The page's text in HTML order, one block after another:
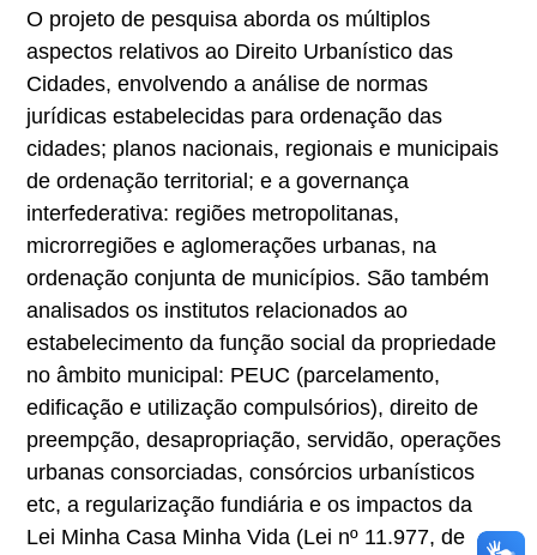
O projeto de pesquisa aborda os múltiplos
aspectos relativos ao Direito Urbanístico das
Cidades, envolvendo a análise de normas
jurídicas estabelecidas para ordenação das
cidades; planos nacionais, regionais e municipais
de ordenação territorial; e a governança
interfederativa: regiões metropolitanas,
microrregiões e aglomerações urbanas, na
ordenação conjunta de municípios. São também
analisados os institutos relacionados ao
estabelecimento da função social da propriedade
no âmbito municipal: PEUC (parcelamento,
edificação e utilização compulsórios), direito de
preempção, desapropriação, servidão, operações
urbanas consorciadas, consórcios urbanísticos
etc, a regularização fundiária e os impactos da
Lei Minha Casa Minha Vida (Lei nº 11.977, de